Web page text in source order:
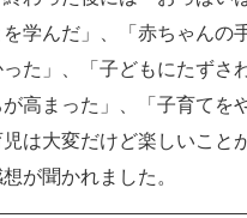
学んだ」、「赤ちゃんの
た」、「子どもにたずさ
高まった」、「子育てを
は大変だけど楽しいこと
が聞かれました。